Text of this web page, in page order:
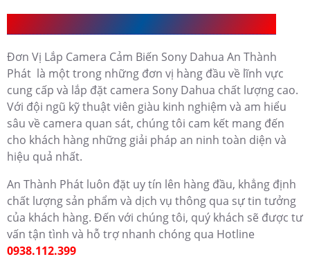
Đơn Vị Lắp Camera Cảm Biến Sony Dahua An Thành
Phát là một trong những đơn vị hàng đầu về lĩnh vực
cung cấp và lắp đặt camera Sony Dahua chất lượng cao.
Với đội ngũ kỹ thuật viên giàu kinh nghiệm và am hiểu
sâu về camera quan sát, chúng tôi cam kết mang đến
cho khách hàng những giải pháp an ninh toàn diện và
hiệu quả nhất.
An Thành Phát luôn đặt uy tín lên hàng đầu, khẳng định
chất lượng sản phẩm và dịch vụ thông qua sự tin tưởng
của khách hàng. Đến với chúng tôi, quý khách sẽ được tư
vấn tận tình và hỗ trợ nhanh chóng qua Hotline
0938.112.399